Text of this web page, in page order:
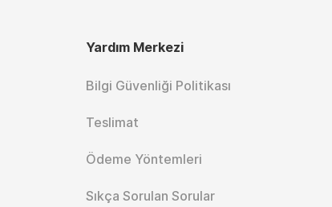
Yardım Merkezi
Bilgi Güvenliği Politikası
Teslimat
Ödeme Yöntemleri
Sıkça Sorulan Sorular